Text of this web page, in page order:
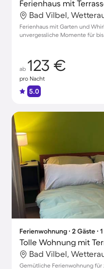
Ferienhaus mit
Bad Vilbel,
Ferienhaus mit Garten und
unvergessliche Momente für bis
ab 123 €
pro Nacht
5.0
Ferienwohnung ∙ 2 Gäste ∙
Tolle Wohnung mit
Bad Vilbel,
Gemütliche Ferienwohnung für